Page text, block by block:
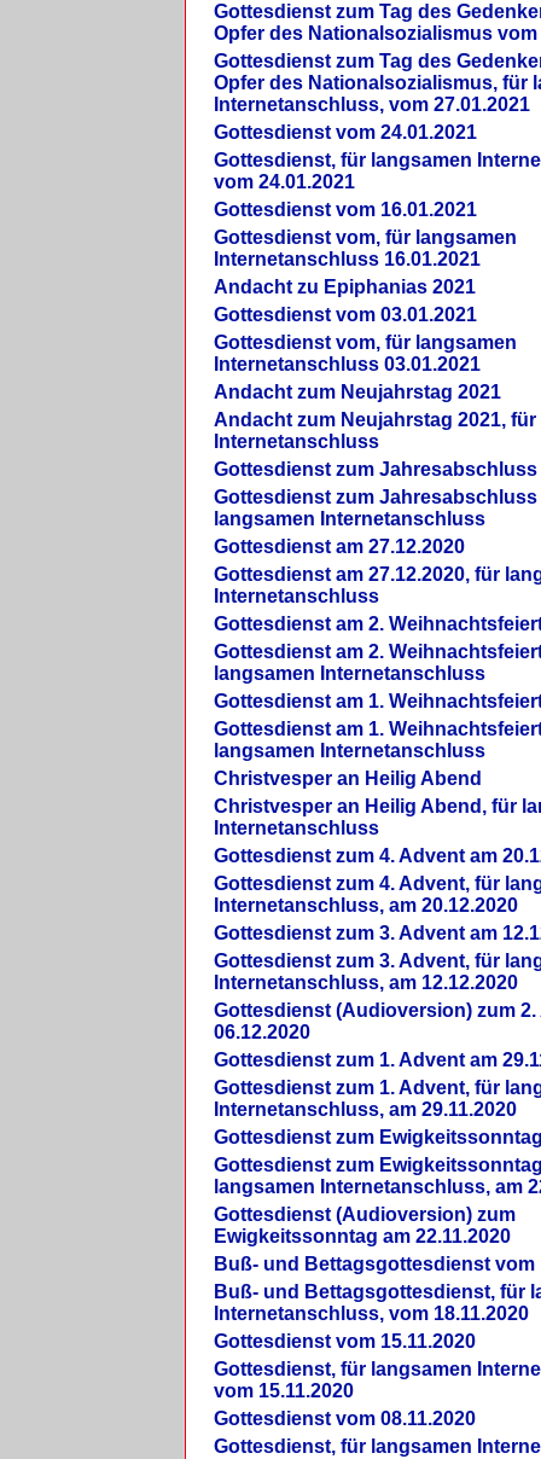
Gottesdienst zum Tag des
Opfer des Nationalsozialismus vom
Gottesdienst zum Tag des
Opfer des Nationalsozialismus, für
Internetanschluss, vom 27.01.2021
Gottesdienst vom 24.01.2021
Gottesdienst, für langsamen
vom 24.01.2021
Gottesdienst vom 16.01.2021
Gottesdienst vom, für langsamen
Internetanschluss 16.01.2021
Andacht zu Epiphanias 2021
Gottesdienst vom 03.01.2021
Gottesdienst vom, für langsamen
Internetanschluss 03.01.2021
Andacht zum Neujahrstag 2021
Andacht zum Neujahrstag 2021,
Internetanschluss
Gottesdienst zum Jahresabschluss
Gottesdienst zum Jahresabschluss
langsamen Internetanschluss
Gottesdienst am 27.12.2020
Gottesdienst am 27.12.2020, für
Internetanschluss
Gottesdienst am 2.
Gottesdienst am 2.
langsamen Internetanschluss
Gottesdienst am 1.
Gottesdienst am 1.
langsamen Internetanschluss
Christvesper an Heilig Abend
Christvesper an Heilig Abend, für
Internetanschluss
Gottesdienst zum 4. Advent am
Gottesdienst zum 4. Advent, für
Internetanschluss, am 20.12.2020
Gottesdienst zum 3. Advent am
Gottesdienst zum 3. Advent, für
Internetanschluss, am 12.12.2020
Gottesdienst (Audioversion) zum 2.
06.12.2020
Gottesdienst zum 1. Advent am
Gottesdienst zum 1. Advent, für
Internetanschluss, am 29.11.2020
Gottesdienst zum
Gottesdienst zum
langsamen Internetanschluss, am
Gottesdienst (Audioversion) zum
Ewigkeitssonntag am 22.11.2020
Buß- und Bettagsgottesdienst vom
Buß- und Bettagsgottesdienst, für
Internetanschluss, vom 18.11.2020
Gottesdienst vom 15.11.2020
Gottesdienst, für langsamen
vom 15.11.2020
Gottesdienst vom 08.11.2020
Gottesdienst, für langsamen